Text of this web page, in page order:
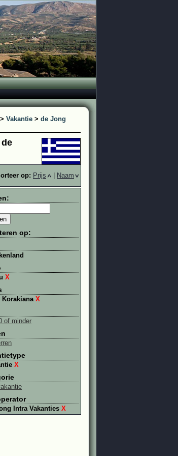
Vakantie > de Jong
op: Prijs Naam
op:
X
KorakianaX
of minder
X
Intra Vakanties X